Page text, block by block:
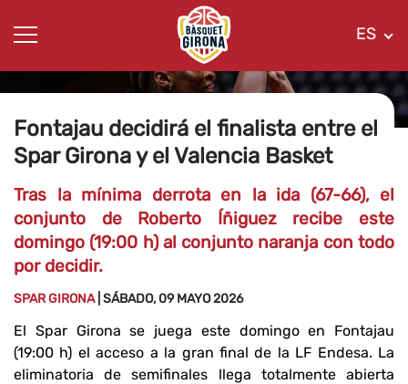
ES
Fontajau decidirá el finalista entre el
Spar Girona y el Valencia Basket
Tras la mínima derrota en la ida (67-66), el
conjunto de Roberto Íñiguez recibe este
domingo (19:00 h) al conjunto naranja con todo
por decidir.
SPAR GIRONA | SÁBADO, 09 MAYO 2026
El Spar Girona se juega este domingo en Fontajau
(19:00 h) el acceso a la gran final de la LF Endesa. La
eliminatoria de semifinales llega totalmente abierta